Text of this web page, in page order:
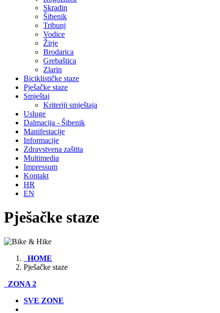
Skradin
Šibenik
Tribunj
Vodice
Žirje
Brodarica
Grebaštica
Zlarin
Biciklističke staze
Pješačke staze
Smještaj
Kriteriji smještaja
Usluge
Dalmacija - Šibenik
Manifestacije
Informacije
Zdravstvena zaštita
Multimedia
Impressum
Kontakt
HR
EN
Pješačke staze
HOME
Pješačke staze
ZONA 2
SVE ZONE